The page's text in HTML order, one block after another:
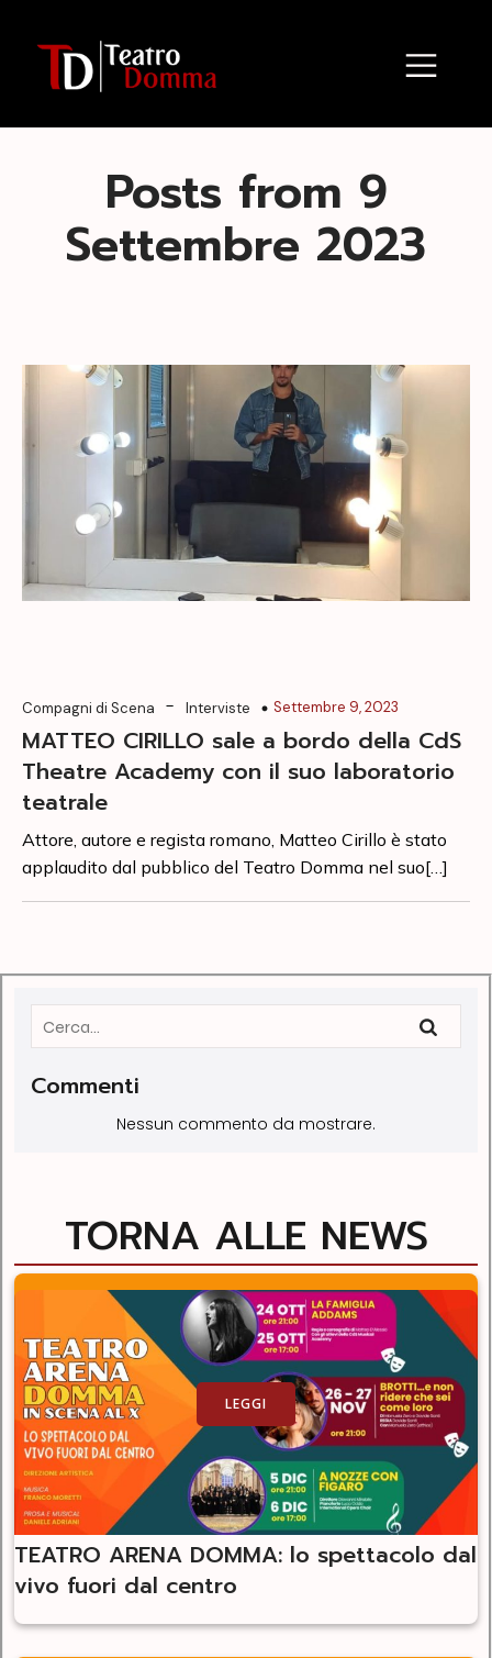
Posts from 9
Settembre 2023
Compagni di Scena - Interviste Settembre 9, 2023
MATTEO CIRILLO sale a bordo della CdS
Theatre Academy con il suo laboratorio
teatrale
Attore, autore e regista romano, Matteo Cirillo è stato
applaudito dal pubblico del Teatro Domma nel suo[…]
Commenti
Nessun commento da mostrare.
TORNA ALLE NEWS
LEGGI
TEATRO ARENA DOMMA: lo spettacolo dal
vivo fuori dal centro